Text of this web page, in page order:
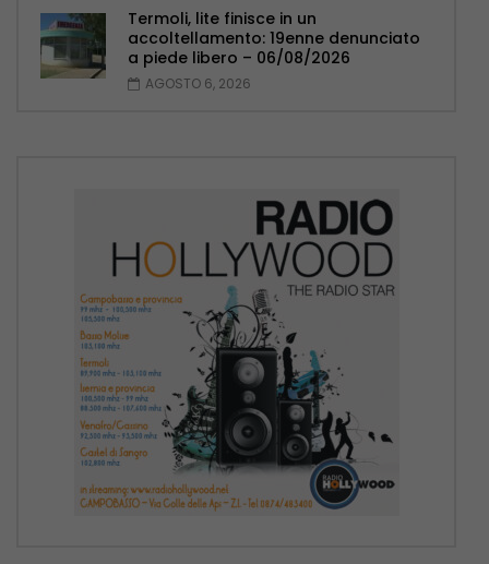
Termoli, lite finisce in un
accoltellamento: 19enne denunciato
a piede libero – 06/08/2026
AGOSTO 6, 2026